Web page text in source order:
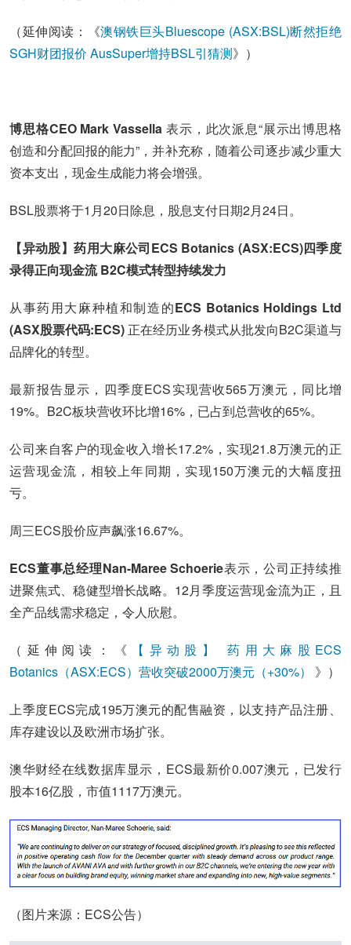
（延伸阅读：《澳钢铁巨头Bluescope (ASX:BSL)断然拒绝
SGH财团报价 AusSuper增持BSL引猜测》）
博思格CEO Mark Vassella 表示，此次派息“展示出博思格
创造和分配回报的能力”，并补充称，随着公司逐步减少重大
资本支出，现金生成能力将会增强。
BSL股票将于1月20日除息，股息支付日期2月24日。
【异动股】药用大麻公司ECS Botanics (ASX:ECS)四季度
录得正向现金流 B2C模式转型持续发力
从事药用大麻种植和制造的ECS Botanics Holdings Ltd
(ASX股票代码:ECS) 正在经历业务模式从批发向B2C渠道与
品牌化的转型。
最新报告显示，四季度ECS实现营收565万澳元，同比增
19%。B2C板块营收环比增16%，已占到总营收的65%。
公司来自客户的现金收入增长17.2%，实现21.8万澳元的正
运营现金流，相较上年同期，实现150万澳元的大幅度扭
亏。
周三ECS股价应声飙涨16.67%。
ECS董事总经理Nan-Maree Schoerie表示，公司正持续推
进聚焦式、稳健型增长战略。12月季度运营现金流为正，且
全产品线需求稳定，令人欣慰。
（延伸阅读：《
【异动股】 药用大麻股ECS
Botanics（ASX:ECS）营收突破2000万澳元（+30%）
》）
上季度ECS完成195万澳元的配售融资，以支持产品注册、
库存建设以及欧洲市场扩张。
澳华财经在线数据库显示，ECS最新价0.007澳元，已发行
股本16亿股，市值1117万澳元。
（图片来源：ECS公告）